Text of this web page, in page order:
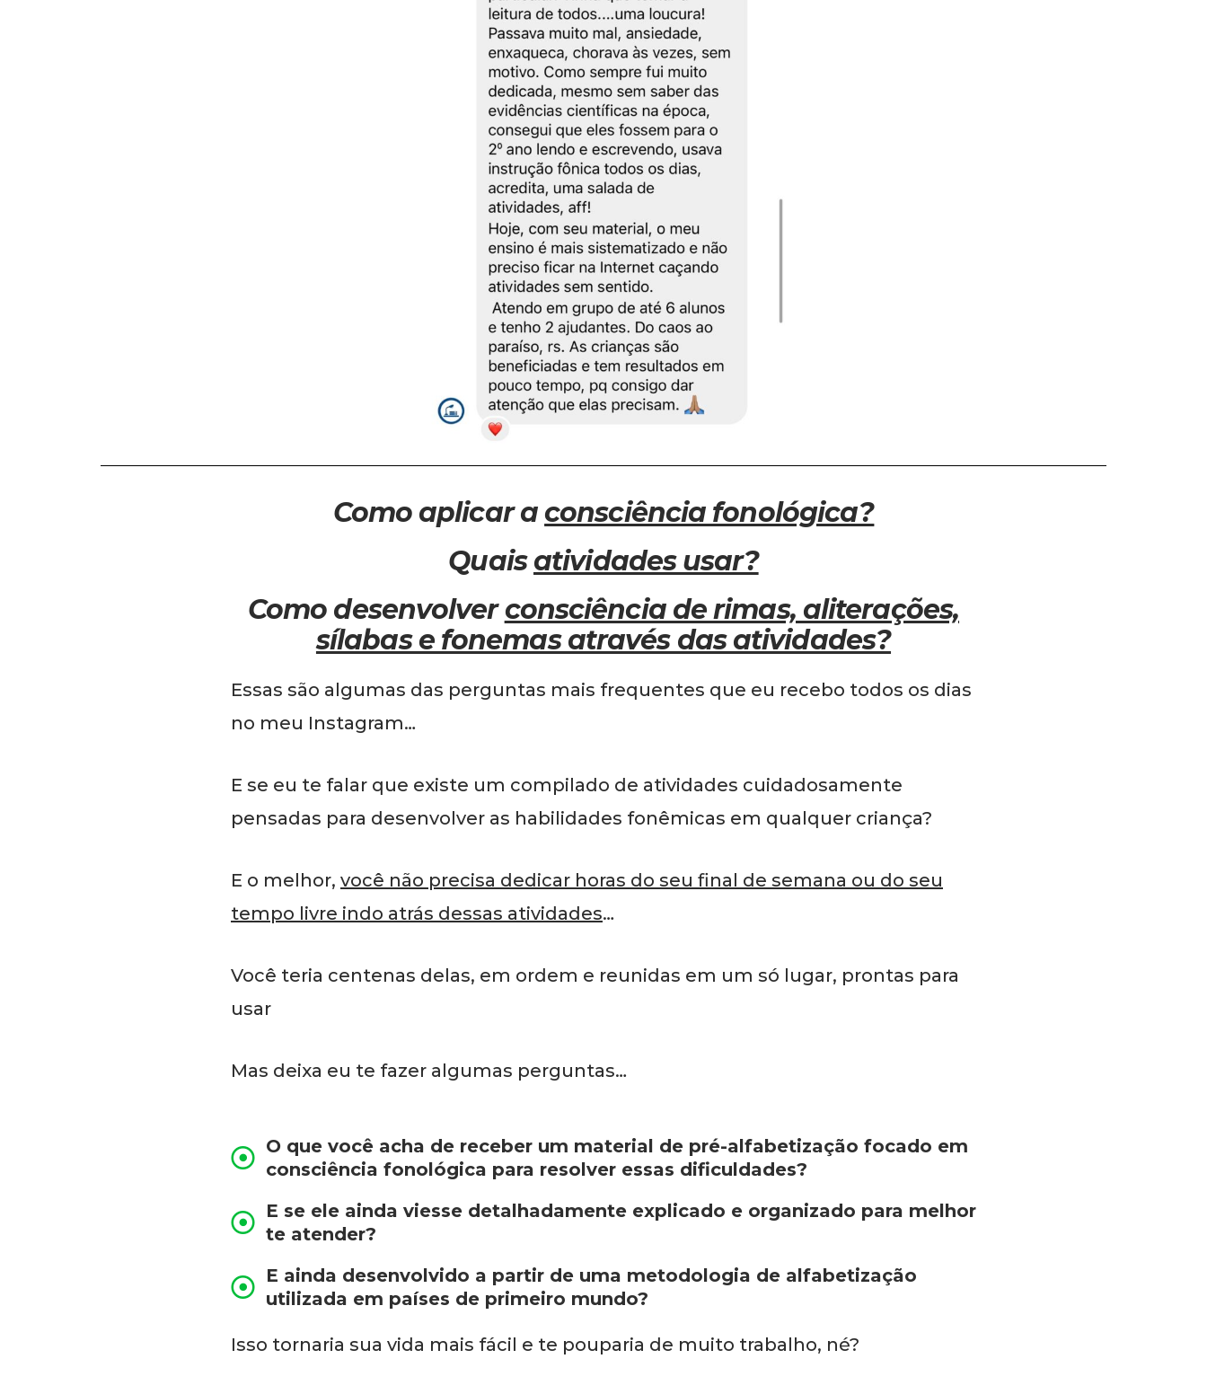
Como aplicar a consciência fonológica?
Quaisatividades usar?
Como desenvolverconsciência de rimas, aliterações,
sílabas e fonemas através das atividades?
Essas são algumas das perguntas mais frequentes que eu recebo todos os dias
no meu Instagram…
E se eu te falar que existe um compilado de atividades cuidadosamente
pensadas para desenvolver as habilidades fonêmicas em qualquer criança?
E o melhor, você não precisa dedicar horas do seu final de semana ou do seu
tempo livre indo atrás dessas atividades…
Você teria centenas delas, em ordem e reunidas em um só lugar, prontas para
usar
Mas deixa eu te fazer algumas perguntas…
O que você acha de receber um material de pré-alfabetização focado em
consciência fonológica para resolver essas dificuldades?
E se ele ainda viesse detalhadamente explicado e organizado para melhor
te atender?
E ainda desenvolvido a partir de uma metodologia de alfabetização
utilizada em países de primeiro mundo?
Isso tornaria sua vida mais fácil e te pouparia de muito trabalho, né?